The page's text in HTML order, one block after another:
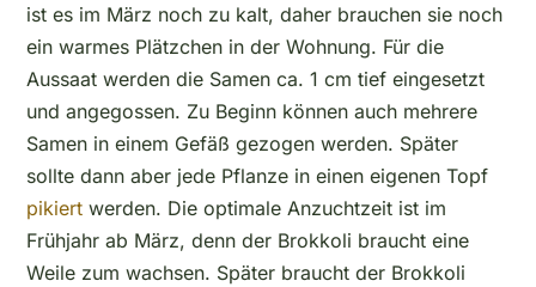
ist es im März noch zu kalt, daher brauchen sie noch
ein warmes Plätzchen in der Wohnung. Für die
Aussaat werden die Samen ca. 1 cm tief eingesetzt
und angegossen. Zu Beginn können auch mehrere
Samen in einem Gefäß gezogen werden. Später
sollte dann aber jede Pflanze in einen eigenen Topf
pikiert werden. Die optimale Anzuchtzeit ist im
Frühjahr ab März, denn der Brokkoli braucht eine
Weile zum wachsen. Später braucht der Brokkoli